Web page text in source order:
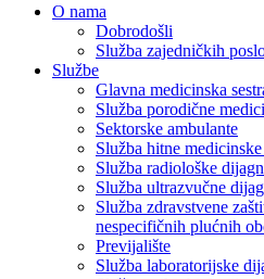
O nama
Dobrodošli
Služba zajedničkih
Službe
Glavna medicinska
Služba porodične
Sektorske ambulante
Služba hitne
Služba radiološke
Služba ultrazvučne
Služba zdravstvene
nespecifičnih plućnih
Previjalište
Služba laboratorijske